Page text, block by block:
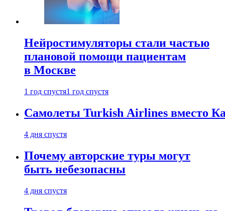
Нейростимуляторы стали частью
плановой помощи пациентам
в Москве
1 год спустя1 год спустя
Самолеты Turkish Airlines вместо
4 дня спустя
Почему авторские туры могут
быть небезопасны
4 дня спустя